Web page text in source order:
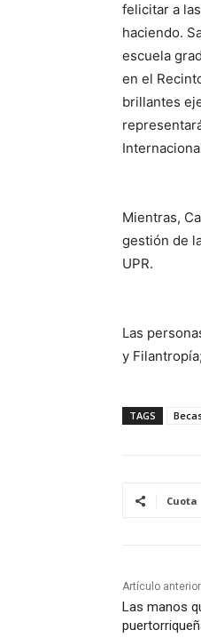
felicitar a
haciendo.
escuela
en el
brillantes
Mientras,
gestión de
UPR.
Las
y
TAGS
Cuota
Artículo anterior
Las manos